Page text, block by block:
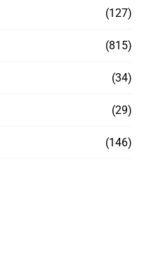
(127)
(815)
(34)
(29)
(146)